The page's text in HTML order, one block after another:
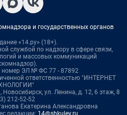
и государственных органов
«14.ру» (18+).
службой по надзору в сфере связи,
и массовых коммуникаций
номер ЭЛ № ФС 77 - 87892
ответственностью "ИНТЕРНЕТ
ул. Ленина, д. 12, 6 этаж, 8
212-52-52
Екатерина Александровна
редакции: 14@shkulev.ru